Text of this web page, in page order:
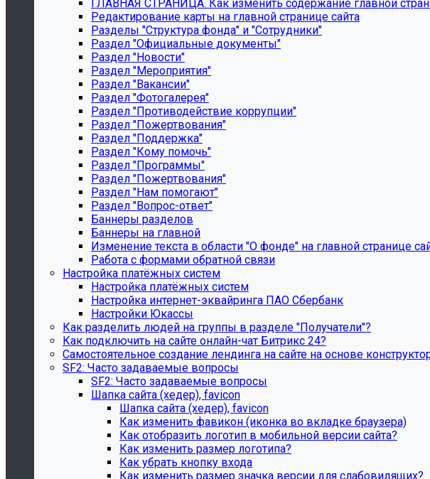
ГЛАВНАЯ СТРАНИЦА. Как изменить содержание главной
Редактирование карты на главной странице сайта
Разделы "Структура фонда" и "Сотрудники"
Раздел "Официальные документы"
Раздел "Новости"
Раздел "Мероприятия"
Раздел "Вакансии"
Раздел "Фотогалерея"
Раздел "Противодействие коррупции"
Раздел "Пожертвования"
Раздел "Поддержка"
Раздел "Кому помочь"
Раздел "Программы"
Раздел "Пожертвования"
Раздел "Нам помогают"
Раздел "Вопрос-ответ"
Баннеры разделов
Баннеры на главной
Изменение текста в области "О фонде" на главной странице
Работа с формами обратной связи
Настройка платёжных систем
Настройка платёжных систем
Настройка интернет-эквайринга ПАО Сбербанк
Настройки Юкассы
Как разделить людей на группы в разделе "Получатели"?
Как подключить на сайте онлайн-чат Битрикс 24?
Самостоятельное создание лендинга на сайте на основе
SF2: Часто задаваемые вопросы
SF2: Часто задаваемые вопросы
Шапка сайта (хедер), favicon
Шапка сайта (хедер), favicon
Как изменить фавикон (иконка во вкладке браузера)
Как отобразить логотип в мобильной версии сайта?
Как изменить размер логотипа?
Как убрать кнопку входа
Как изменить размер значка версии для слабовидящих?